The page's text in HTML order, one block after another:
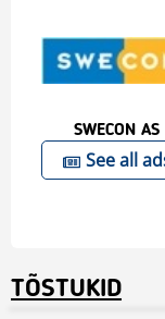
SWECON AS
See all
TÕSTUKID